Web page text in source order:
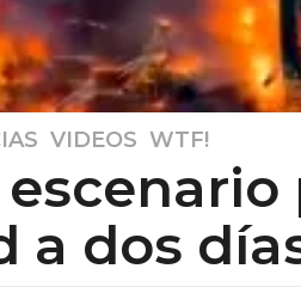
,VIDEOS ,WTF!
a dos